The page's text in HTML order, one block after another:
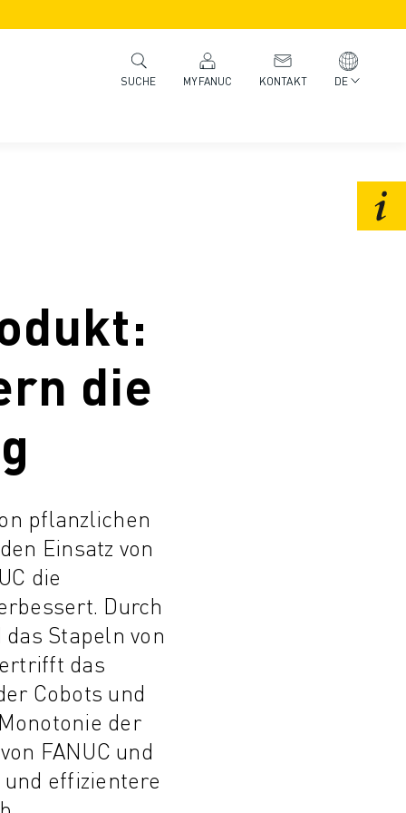
SUCHE MYFANUC KONTAKT DE
die
pflanzlichen
Einsatz von
die
Durch
Stapeln von
das
Cobots und
der
FANUC und
effizientere